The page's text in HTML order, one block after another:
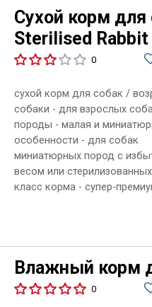
Сухой корм для
Sterilised Rabbit
0
сухой корм для собак /
собаки - для взрослых
породы - малая и
особенности - для собак
миниатюрных пород с
весом или
класс корма - супер-
Влажный корм
0